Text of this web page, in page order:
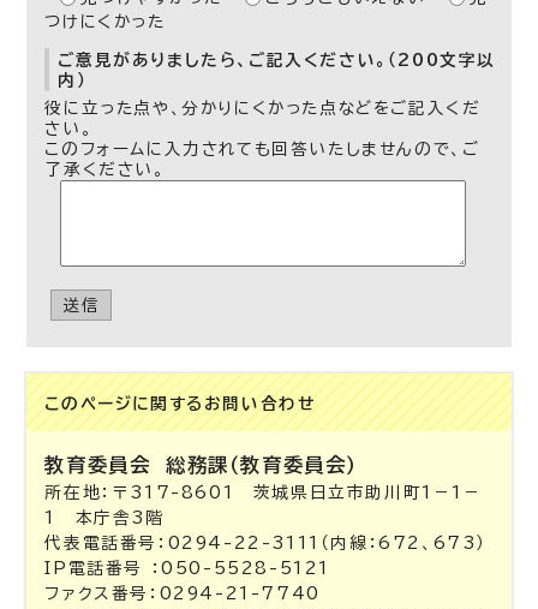
つけにくかった
ご意見がありましたら、ご記入ください。（200文字以
内）
役に立った点や、分かりにくかった点などをご記入くだ
さい。
このフォームに入力されても回答いたしませんので、ご
了承ください。
送信
このページに関する お問い合わせ
教育委員会総務課（教育委員会）
所在地：〒317-8601 茨城県日立市助川町1－1－
1 本庁舎3階
代表電話番号：0294-22-3111（内線：672、673）
IP電話番号 ：050-5528-5121
ファクス番号：0294-21-7740